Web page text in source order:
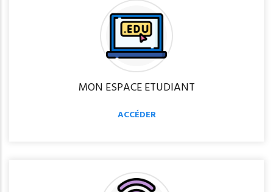
MON ESPACE ETUDIANT
ACCÉDER